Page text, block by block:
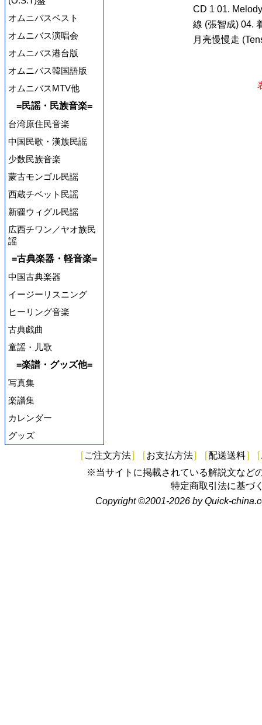
オムニバスベスト
オムニバス演唱会
オムニバス港台版
オムニバス韓国語版
オムニバスMTV他
=民謡・民族音楽=
台湾原住民音楽
中国民歌・漢族民謡
少数民族音楽
蒙古モンゴル民謡
西蔵チベット民謡
新疆ウィグル民謡
広西チワン／ヤオ族民
謡
=古典楽器・軽音楽=
中国古典楽器
イージーリスニング
ヒーリング音楽
古典戯曲
童謡・儿歌
=楽譜・グッズ他=
写真集
楽譜集
カレンダー
グッズ
CD 1 01.
線 (張智成) 04.
月亮慢慢走
[ ご注文方法] [お支払方法] [配送送料] [
※当サイトに掲載されている解説文など
特定商取引法に基づ
Copyright ©2001-2026 by Quick-